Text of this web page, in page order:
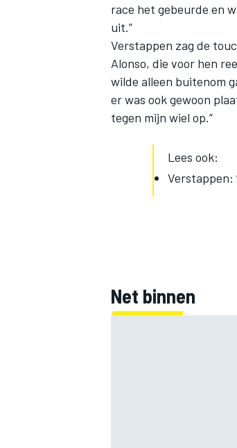
race het gebeurde en
uit.”
Verstappen zag de
Alonso, die voor hen
wilde alleen buitenom
er was ook gewoon
tegen mijn wiel op.”
Lees ook:
Verstappen:
Net binnen